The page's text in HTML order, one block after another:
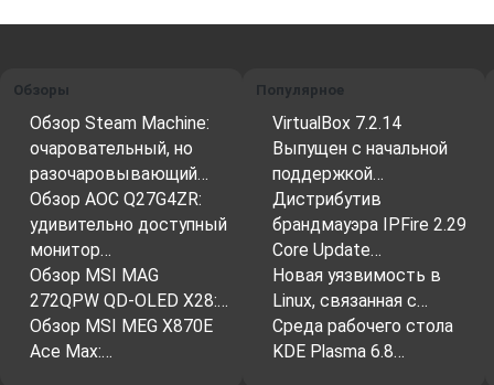
Обзоры
Обзор Steam Machine:
очаровательный, но
разочаровывающий…
Обзор AOC Q27G4ZR:
удивительно доступный
монитор…
Обзор MSI MAG
272QPW QD-OLED X28:…
Обзор MSI MEG X870E
Ace Max:…
Популярное
VirtualBox 7.2.14
Выпущен с начальной
поддержкой…
Дистрибутив
брандмауэра IPFire 2.29
Core Update…
Новая уязвимость в
Linux, связанная с…
Среда рабочего стола
KDE Plasma 6.8…